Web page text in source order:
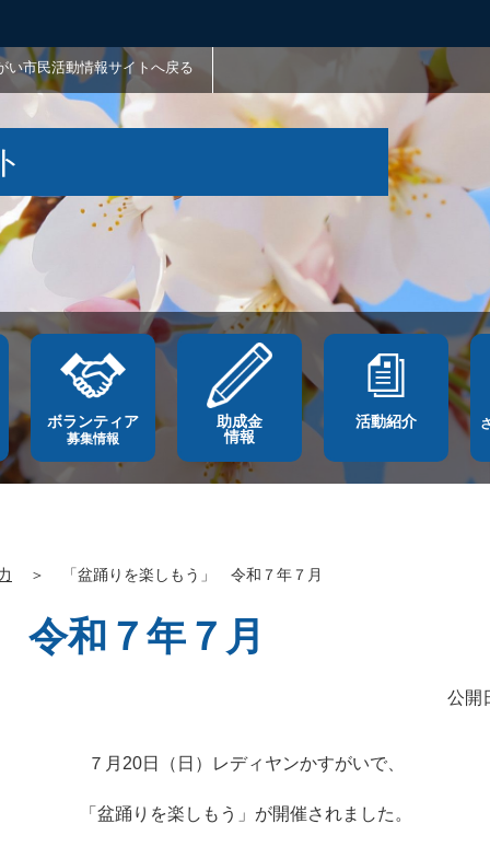
い市民活動情報サイトへ戻る
ボランティア
募集情報
助成金
情報
活動紹介
＞ 「盆踊りを楽しもう」 令和７年７月
令和７年７月
公開
７月20日（日）レディヤンかすがいで、
「盆踊りを楽しもう」が開催されました。